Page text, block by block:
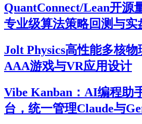
QuantConnect/Lean开源
专业级算法策略回测与实
Jolt Physics高性能多核
AAA游戏与VR应用设计
Vibe Kanban：AI编程助
台，统一管理Claude与